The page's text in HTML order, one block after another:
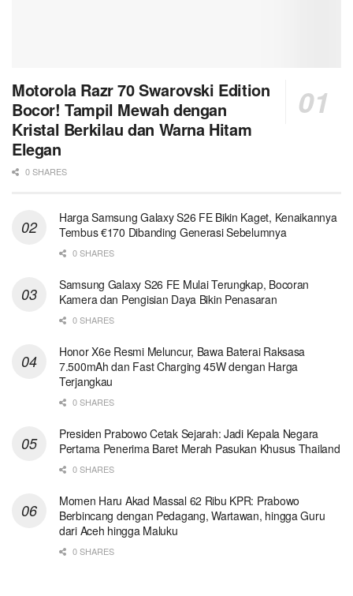
Motorola Razr 70 Swarovski Edition
Bocor! Tampil Mewah dengan
Kristal Berkilau dan Warna Hitam
Elegan
0 SHARES
Harga Samsung Galaxy S26 FE Bikin Kaget, Kenaikannya
Tembus €170 Dibanding Generasi Sebelumnya
0 SHARES
Samsung Galaxy S26 FE Mulai Terungkap, Bocoran
Kamera dan Pengisian Daya Bikin Penasaran
0 SHARES
Honor X6e Resmi Meluncur, Bawa Baterai Raksasa
7.500mAh dan Fast Charging 45W dengan Harga
Terjangkau
0 SHARES
Presiden Prabowo Cetak Sejarah: Jadi Kepala Negara
Pertama Penerima Baret Merah Pasukan Khusus Thailand
0 SHARES
Momen Haru Akad Massal 62 Ribu KPR: Prabowo
Berbincang dengan Pedagang, Wartawan, hingga Guru
dari Aceh hingga Maluku
0 SHARES